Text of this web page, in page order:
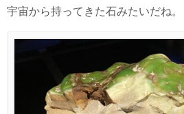
宇宙から持ってきた石みたいだね。